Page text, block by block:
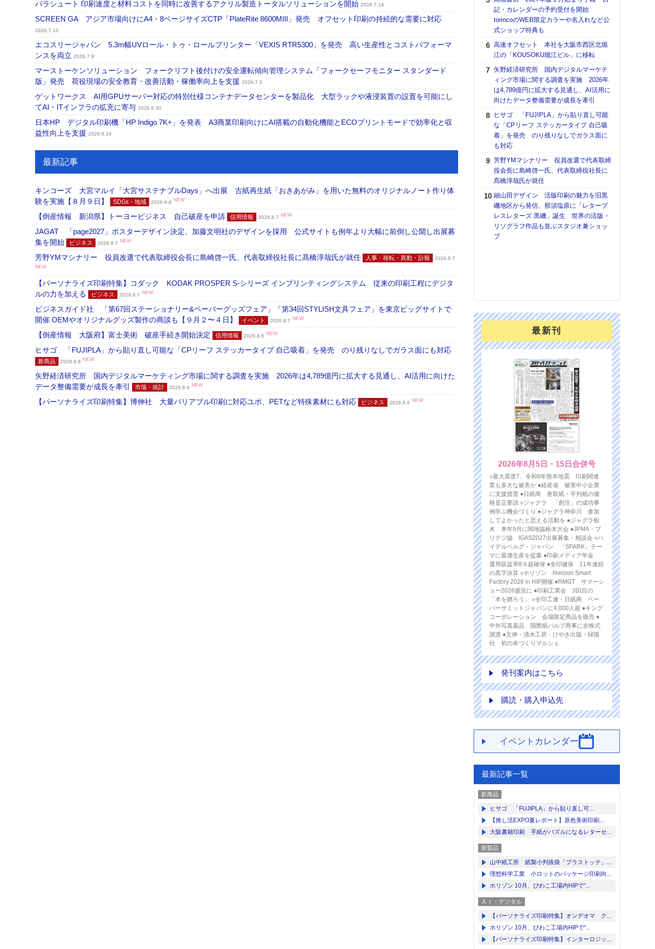
パラシュート 印刷速度と材料コストを同時に改善するアクリル製造トータルソリューションを開始 2026.7.14
SCREEN GA アジア市場向けにA4・8ページサイズCTP「PlateRite 8600MIII」発売 オフセット印刷の持続的な需要に対応
2026.7.10
エコスリージャパン 5.3m幅UVロール・トゥ・ロールプリンター「VEXIS RTR5300」を発売 高い生産性とコストパフォーマ
ンスを両立 2026.7.9
マーストーケンソリューション フォークリフト後付けの安全運転傾向管理システム「フォークセーフモニター スタンダード
版」発売 荷役現場の安全教育・改善活動・稼働率向上を支援 2026.7.3
ゲットワークス AI用GPUサーバー対応の特別仕様コンテナデータセンターを製品化 大型ラックや液浸装置の設置を可能にし
てAI・ITインフラの拡充に寄与 2026.6.30
日本HP デジタル印刷機「HP Indigo 7K+」を発表 A3商業印刷向けにAI搭載の自動化機能とECOプリントモードで効率化と収
益性向上を支援 2026.6.24
最新記事
キンコーズ 大宮マルイ「大宮サステナブルDays」へ出展 古紙再生紙「おきあがみ」を用いた無料のオリジナルノート作り体
験を実施【８月９日】
SDGs・地域 2026.8.8 NEW
【倒産情報 新潟県】トーヨービジネス 自己破産を申請 信用情報 2026.8.7 NEW
JAGAT 「page2027」ポスターデザイン決定、加藤文明社のデザインを採用 公式サイトも例年より大幅に前倒し公開し出展募
集を開始
ビジネス 2026.8.7 NEW
芳野YMマシナリー 役員改選で代表取締役会長に島崎啓一氏、代表取締役社長に髙橋淳哉氏が就任 人事・移転・異動・訃報
2026.8.7
NEW
【パーソナライズ印刷特集】コダック KODAK PROSPER S-シリーズ インプリンティングシステム 従来の印刷工程にデジタ
ルの力を加える
ビジネス 2026.8.7 NEW
ビジネスガイド社 「第67回ステーショナリー&ペーパーグッズフェア」「第34回STYLISH文具フェア」を東京ビッグサイトで
開催 OEMやオリジナルグッズ製作の商談も【９月２〜４日】
イベント 2026.8.7 NEW
【倒産情報 大阪府】富士美術 破産手続き開始決定 信用情報 2026.8.6 NEW
ヒサゴ 「FUJIPLA」から貼り直し可能な「CPリーフ ステッカータイプ 自己吸着」を発売 のり残りなしでガラス面にも対応
新商品 2026.8.6 NEW
矢野経済研究所 国内デジタルマーケティング市場に関する調査を実施 2026年は4,789億円に拡大する見通し、AI活用に向けた
データ整備需要が成長を牽引
市場・統計 2026.8.6 NEW
【パーソナライズ印刷特集】博伸社 大量バリアブル印刷に対応ユポ、PETなど特殊素材にも対応 ビジネス 2026.8.6 NEW
記・カレンダーの予約受付を開始
torincoのWEB限定カラーや名入れなど公
式ショップ特典も
高速オフセット 本社を大阪市西区北堀
江の「KOUSOKU堀江ビル」に移転
矢野経済研究所 国内デジタルマーケテ
ィング市場に関する調査を実施 2026年
は4,789億円に拡大する見通し、AI活用に
向けたデータ整備需要が成長を牽引
ヒサゴ 「FUJIPLA」から貼り直し可能
な「CPリーフ ステッカータイプ 自己吸
着」を発売 のり残りなしでガラス面に
も対応
芳野YMマシナリー 役員改選で代表取締
役会長に島崎啓一氏、代表取締役社長に
髙橋淳哉氏が就任
細山田デザイン 活版印刷の魅力を旧黒
磯地区から発信、那須塩原に「レタープ
レスレターズ 黒磯」誕生 世界の活版・
リソグラフ作品も並ぶスタジオ兼ショッ
プ
最新刊
2026年8月5日・15日合併号
○最大震度7、令和8年熊本地震 印刷関連
業も多大な被害か ●経産省 被害中小企業
に支援措置 ●日紙商 巻取紙・平判紙の価
格是正要請 ○ジャグラ 「創注」の成功事
例学ぶ機会づくり ●ジャグラ神奈川 参加
してよかったと思える活動を ●ジャグラ栃
木 来年9月に関地協栃木大会 ●JPMA・プ
リデジ協 IGAS2027出展募集・相談会 ○ハ
イデルベルグ・ジャパン 「SPARK」テー
マに最適生産を提案 ●印刷メディア年金
運用収益率8％超確保 ●全印健保 11年連続
の黒字決算 ○ホリゾン Horizon Smart
Factory 2026 in HIP開催 ●RMGT サマーシ
ョー2026盛況に ●印刷工業会 3回目の
「本を贈ろう」 ○全印工連・日紙商 ペー
パーサミットジャパンに4,000人超 ●キング
コーポレーション 会場限定商品を販売 ●
中外写真薬品 国際紙パルプ商事に全株式
譲渡 ●文伸・清水工房・けやき出版・緑陽
社 初の本づくりマルシェ
発刊案内はこちら
購読・購入申込先
イベントカレンダー
最新記事一覧
新商品
ヒサゴ 「FUJIPLA」から貼り直し可...
【推し活EXPO夏レポート】原色美術印刷...
大阪書籍印刷 手紙がパズルになるレターセ...
新製品
山中紙工所 紙製小判抜袋「プラストッテ」...
理想科学工業 小ロットのパッケージ印刷向...
ホリゾン 10月、びわこ工場内HIPで“...
ＡＩ・デジタル
【パーソナライズ印刷特集】オンデオマ ク...
ホリゾン 10月、びわこ工場内HIPで“...
【パーソナライズ印刷特集】インターロジッ...